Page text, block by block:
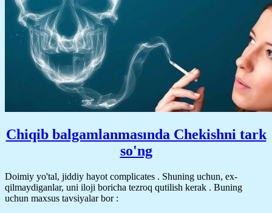
Chiqib balgamlanmasında Chekishni tark
so'ng
Doimiy yo'tal, jiddiy hayot complicates . Shuning uchun, ex-
qilmaydiganlar, uni iloji boricha tezroq qutilish kerak . Buning
uchun maxsus tavsiyalar bor :